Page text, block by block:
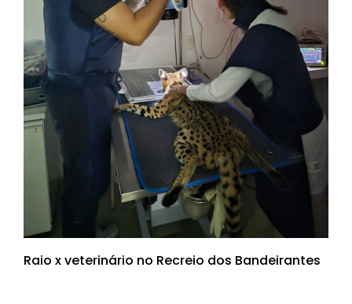
Raio x veterinário no Recreio dos Bandeirantes